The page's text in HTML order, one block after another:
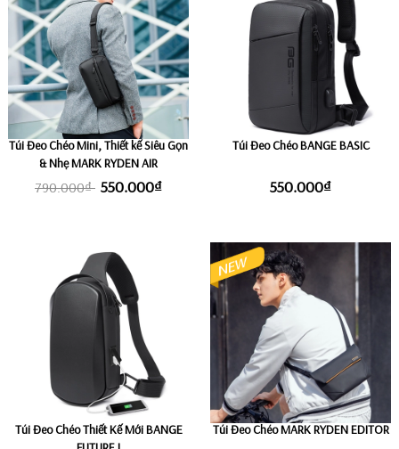
Túi Đeo Chéo Mini, Thiết kế Siêu Gọn
& Nhẹ MARK RYDEN AIR
790.000₫ 550.000₫
Túi Đeo Chéo BANGE BASIC
550.000₫
Túi Đeo Chéo Thiết Kế Mới BANGE
Túi Đeo Chéo MARK RYDEN EDITOR